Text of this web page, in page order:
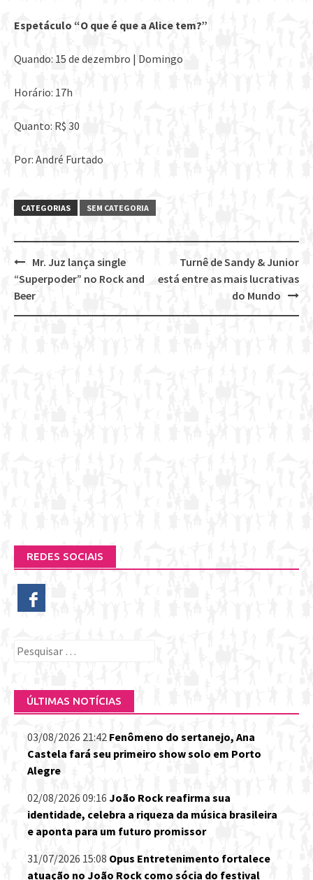
Espetáculo “O que é que a Alice tem?”
Quando: 15 de dezembro | Domingo
Horário: 17h
Quanto: R$ 30
Por: André Furtado
CATEGORIAS SEM CATEGORIA
Post
navigation
Turnê de Sandy & Junior
está entre as mais lucrativas
do Mundo
Mr. Juz lança single
“Superpoder” no Rock and
Beer
REDES SOCIAIS
Pesquisar
ÚLTIMAS NOTÍCIAS
03/08/2026 21:42 Fenômeno do sertanejo, Ana
Castela fará seu primeiro show solo em Porto
Alegre
02/08/2026 09:16 João Rock reafirma sua
identidade, celebra a riqueza da música brasileira
e aponta para um futuro promissor
31/07/2026 15:08 Opus Entretenimento fortalece
atuação no João Rock como sócia do festival